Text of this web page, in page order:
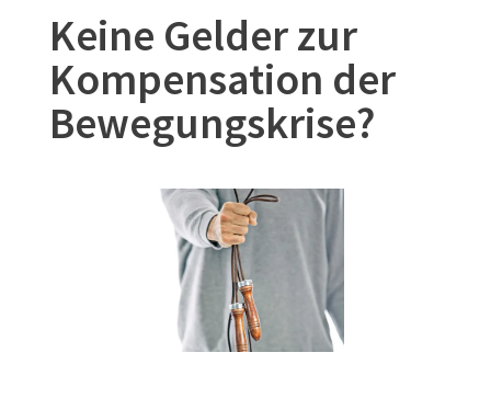
Keine Gelder zur
Kompensation der
Bewegungskrise?